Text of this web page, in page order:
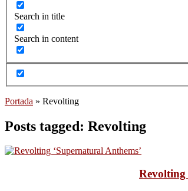
Search in title
Search in content
Portada » Revolting
Posts tagged: Revolting
Revolting